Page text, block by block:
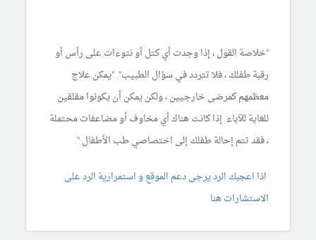
"خلاصة القول ، إذا وجدت أي كتل أو نتوءات على رأس أو
رقبة طفلك ، فلا تتردد في سؤال الطبيب". "يمكن علاج
معظمهم كمرضى خارجيين ، ولكن يمكن أن يكونوا مقلقين
للغاية للآباء. إذا كانت هناك أي مخاوف أو مضاعفات محتملة
، فقد تتم إحالة طفلك إلى اختصاصي طب الأطفال ".
اذا اعجبك الرد يرجى دعم الموقع و استمرارية الرد على
الاستشارات هنا